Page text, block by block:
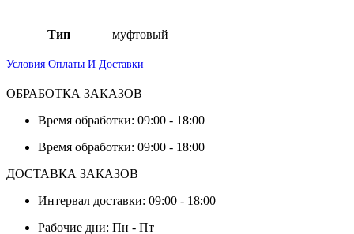
Тип муфтовый
Условия Оплаты И Доставки
ОБРАБОТКА ЗАКАЗОВ
Время обработки: 09:00 - 18:00
Время обработки: 09:00 - 18:00
ДОСТАВКА ЗАКАЗОВ
Интервал доставки: 09:00 - 18:00
Рабочие дни: Пн - Пт